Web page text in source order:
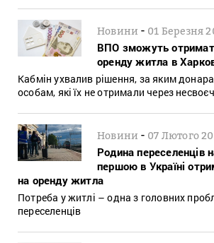
Новини - 01 Березня
ВПО зможуть
оренду житла в
Кабмін ухвалив рішення, за яким
особам, які їх не отримали через
Новини - 07 Лютого
Родина переселенців
першою в Україні
на оренду житла
Потреба у житлі – одна з головних
переселенців